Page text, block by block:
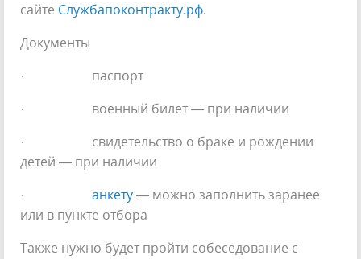
сайте Службапоконтракту.рф.
Документы
· паспорт
· военный билет — при наличии
· свидетельство о браке и рождении
детей — при наличии
· анкету— можно заполнить заранее
или в пункте отбора
Также нужно будет пройти собеседование с